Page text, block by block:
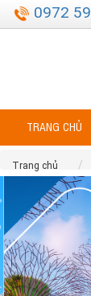
0972
TRANG CHỦ
Trang chủ